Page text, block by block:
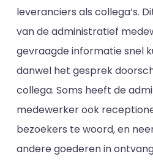
leveranciers als collega’s.
van de administratief
gevraagde informatie snel
danwel het gesprek
collega. Soms heeft de
medewerker ook
bezoekers te woord, en
andere goederen in